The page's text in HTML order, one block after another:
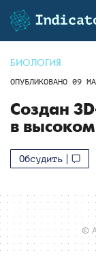
БИОЛОГИЯ
ОПУБЛИКОВАНО 09
Создан
в
Обсудить
©